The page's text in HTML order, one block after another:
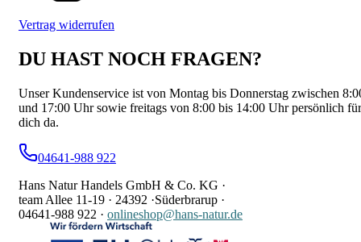
Vertrag widerrufen
DU HAST NOCH FRAGEN?
Unser Kundenservice ist von Montag bis Donnerstag zwischen
und 17:00 Uhr sowie freitags von 8:00 bis 14:00 Uhr persönlich für
dich da.
04641-988 922
Hans Natur Handels GmbH & Co. KG ·
team Allee 11-19 · 24392 ·Süderbrarup ·
04641-988 922 · onlineshop@hans-natur.de